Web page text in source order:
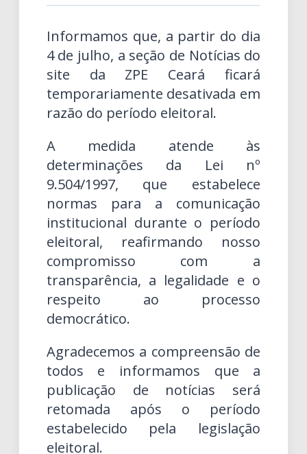
Informamos que, a partir do dia
4 de julho, a seção de Notícias do
site da ZPE Ceará ficará
temporariamente desativada em
razão do período eleitoral.
A medida atende às
determinações da Lei nº
9.504/1997, que estabelece
normas para a comunicação
institucional durante o período
eleitoral, reafirmando nosso
compromisso com a
transparência, a legalidade e o
respeito ao processo
democrático.
Agradecemos a compreensão de
todos e informamos que a
publicação de notícias será
retomada após o período
estabelecido pela legislação
eleitoral.